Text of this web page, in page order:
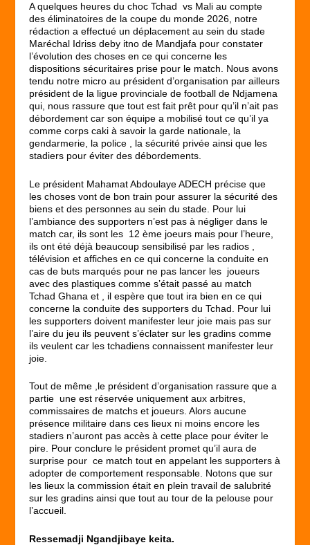
A quelques heures du choc Tchad vs Mali au compte
des éliminatoires de la coupe du monde 2026, notre
rédaction a effectué un déplacement au sein du stade
Maréchal Idriss deby itno de Mandjafa pour constater
l’évolution des choses en ce qui concerne les
dispositions sécuritaires prise pour le match. Nous avons
tendu notre micro au président d’organisation par ailleurs
président de la ligue provinciale de football de Ndjamena
qui, nous rassure que tout est fait prêt pour qu’il n’ait pas
débordement car son équipe a mobilisé tout ce qu’il ya
comme corps caki à savoir la garde nationale, la
gendarmerie, la police , la sécurité privée ainsi que les
stadiers pour éviter des débordements.
Le président Mahamat Abdoulaye ADECH précise que
les choses vont de bon train pour assurer la sécurité des
biens et des personnes au sein du stade. Pour lui
l’ambiance des supporters n’est pas à négliger dans le
match car, ils sont les 12 ème joeurs mais pour l’heure,
ils ont été déjà beaucoup sensibilisé par les radios ,
télévision et affiches en ce qui concerne la conduite en
cas de buts marqués pour ne pas lancer les joueurs
avec des plastiques comme s’était passé au match
Tchad Ghana et , il espère que tout ira bien en ce qui
concerne la conduite des supporters du Tchad. Pour lui
les supporters doivent manifester leur joie mais pas sur
l’aire du jeu ils peuvent s’éclater sur les gradins comme
ils veulent car les tchadiens connaissent manifester leur
joie.
Tout de même ,le président d’organisation rassure que a
partie une est réservée uniquement aux arbitres,
commissaires de matchs et joueurs. Alors aucune
présence militaire dans ces lieux ni moins encore les
stadiers n’auront pas accès à cette place pour éviter le
pire. Pour conclure le président promet qu’il aura de
surprise pour ce match tout en appelant les supporters à
adopter de comportement responsable. Notons que sur
les lieux la commission était en plein travail de salubrité
sur les gradins ainsi que tout au tour de la pelouse pour
l’accueil.
Ressemadji Ngandjibaye keita.